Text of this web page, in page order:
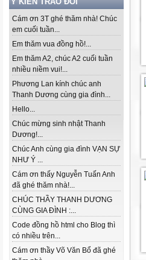
Cám ơn 3T ghé thăm nhà! Chúc
em cuối tuần...
Em thăm vua đồng hồ!...
Em thăm A2, chúc A2 cuối tuần
nhiều niềm vui!...
Phương Lan kính chúc anh
Thanh Dương cùng gia đình...
Hello...
Chúc mừng sinh nhật Thanh
Dương!...
Chúc Anh cùng gia đình VẠN SỰ
NHƯ Ý ...
Cám ơn thấy Nguyễn Tuấn Anh
đã ghé thăm nhà!...
CHÚC THẦY THANH DƯƠNG
CÙNG GIA ĐÌNH :...
Code đồng hồ html cho Blog thì
có nhiều trên...
Cám ơn thầy Võ Văn Bổ đã ghé